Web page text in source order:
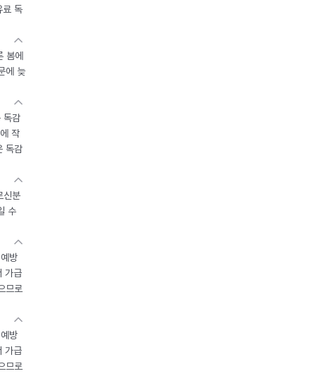
료 독
봄에
에 늦
독감
작
독감
신분
수
방
가급
므로
방
가급
므로